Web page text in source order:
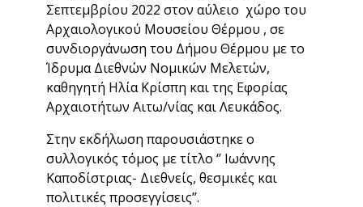
Σεπτεμβρίου 2022 στον αύλειο χώρο του
Αρχαιολογικού Μουσείου Θέρμου , σε
συνδιοργάνωση του Δήμου Θέρμου με το
Ίδρυμα Διεθνών Νομικών Μελετών,
καθηγητή Ηλία Κρίσπη και της Εφορίας
Αρχαιοτήτων Αιτω/νίας και Λευκάδος.
Στην εκδήλωση παρουσιάστηκε ο
συλλογικός τόμος με τίτλο ‘’ Ιωάννης
Καποδίστριας- Διεθνείς, θεσμικές και
πολιτικές προσεγγίσεις’’.